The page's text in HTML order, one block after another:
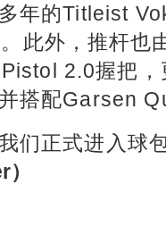
年的Titleist
此外，推杆
2.0握把
搭配Garsen
们正式进入球